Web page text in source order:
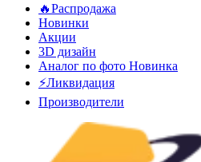
🔥Распродажа
Новинки
Акции
3D дизайн
Аналог по фото Новинка
⚡Ликвидация
Производители